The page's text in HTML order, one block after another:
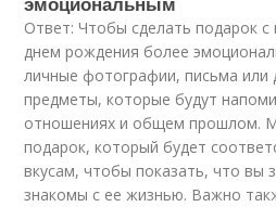
Ответ: Чтобы сделать подарок
днем рождения более
личные фотографии, письма или
предметы, которые будут
отношениях и общем прошлом.
подарок, который будет
вкусам, чтобы показать, что вы
знакомы с ее жизнью. Важно